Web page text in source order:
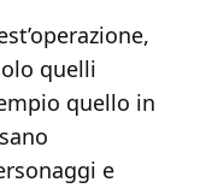
quelli
quello in
e